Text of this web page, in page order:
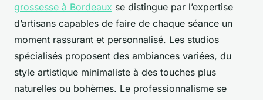
grossesse à Bordeaux se distingue par l’expertise
d’artisans capables de faire de chaque séance un
moment rassurant et personnalisé. Les studios
spécialisés proposent des ambiances variées, du
style artistique minimaliste à des touches plus
naturelles ou bohèmes. Le professionnalisme se